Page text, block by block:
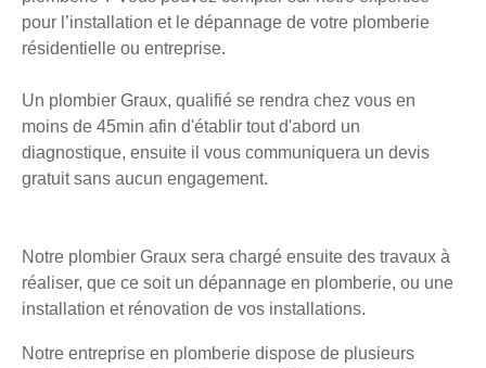
pour l’installation et le dépannage de votre plomberie
résidentielle ou entreprise.
Un plombier Graux, qualifié se rendra chez vous en
moins de 45min afin d'établir tout d'abord un
diagnostique, ensuite il vous communiquera un devis
gratuit sans aucun engagement.
Notre plombier Graux sera chargé ensuite des travaux à
réaliser, que ce soit un dépannage en plomberie, ou une
installation et rénovation de vos installations.
Notre entreprise en plomberie dispose de plusieurs